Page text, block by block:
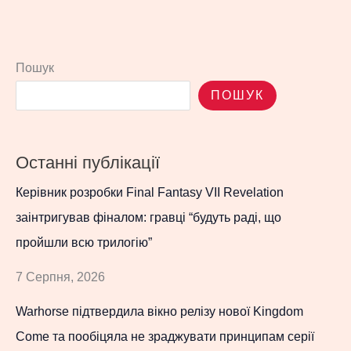
Пошук
ПОШУК
Останні публікації
Керівник розробки Final Fantasy VII Revelation
заінтригував фіналом: гравці “будуть раді, що
пройшли всю трилогію”
7 Серпня, 2026
Warhorse підтвердила вікно релізу нової Kingdom
Come та пообіцяла не зраджувати принципам серії